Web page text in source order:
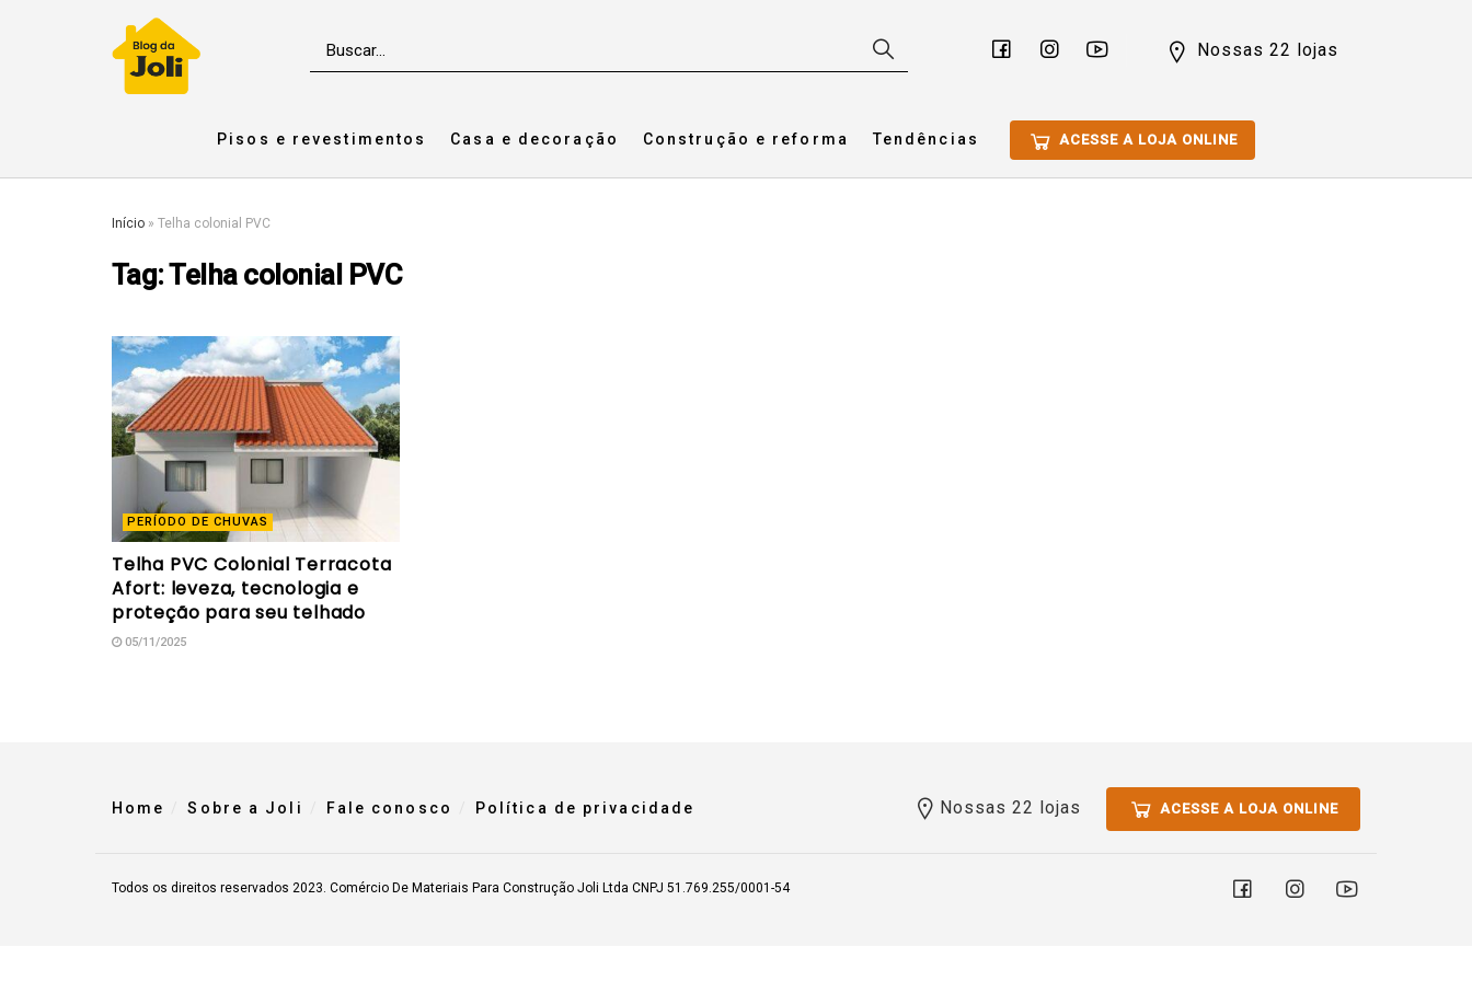
Nossas 22 lojas
Pisos e revestimentos Casa e decoração Construção e reforma Tendências ACESSE A LOJA ONLINE
Início » Telha colonial PVC
Tag:Telha colonial PVC
PERÍODO DE CHUVAS
Telha PVC Colonial Terracota
Afort: leveza, tecnologia e
proteção para seu telhado
05/11/2025
Home Sobre a Joli Fale conosco Política de privacidade Nossas 22 lojas ACESSE A LOJA ONLINE
Todos os direitos reservados 2023. Comércio De Materiais Para Construção Joli Ltda CNPJ 51.769.255/0001-54